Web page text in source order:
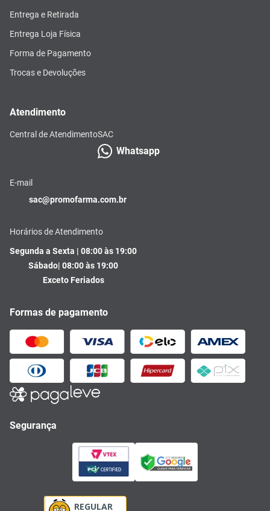
Entrega e Retirada
Entrega Loja Física
Forma de Pagamento
Trocas e Devoluções
Atendimento
Central de AtendimentoSAC
Whatsapp
E-mail
sac@promofarma.com.br
Horários de Atendimento
Segunda a Sexta | 08:00 às 19:00
Sábado| 08:00 às 19:00
Exceto Feriados
Formas de pagamento
Segurança